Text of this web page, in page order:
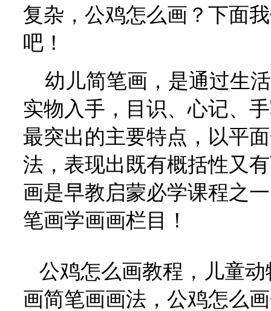
复杂，公鸡怎么画？下面
吧！
幼儿简笔画，是通过生
实物入手，目识、心记、
最突出的主要特点，以平
法，表现出既有概括性又
画是早教启蒙必学课程之
笔画学画画栏目！
公鸡怎么画教程，儿童
画简笔画画法，公鸡怎么